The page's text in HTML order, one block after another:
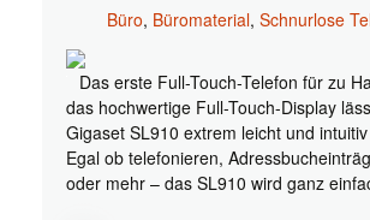
Büro, Büromaterial, Schnurlose
Das erste Full-Touch-Telefon für zu
das hochwertige Full-Touch-Display
Gigaset SL910 extrem leicht und
Egal ob telefonieren,
oder mehr – das SL910 wird ganz